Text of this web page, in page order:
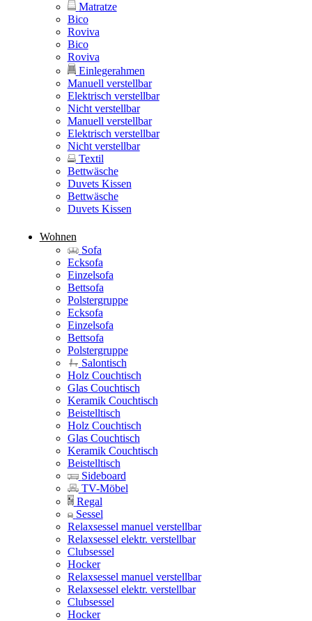
Matratze
Bico
Roviva
Bico
Roviva
Einlegerahmen
Manuell verstellbar
Elektrisch verstellbar
Nicht verstellbar
Manuell verstellbar
Elektrisch verstellbar
Nicht verstellbar
Textil
Bettwäsche
Duvets Kissen
Bettwäsche
Duvets Kissen
Wohnen
Sofa
Ecksofa
Einzelsofa
Bettsofa
Polstergruppe
Ecksofa
Einzelsofa
Bettsofa
Polstergruppe
Salontisch
Holz Couchtisch
Glas Couchtisch
Keramik Couchtisch
Beistelltisch
Holz Couchtisch
Glas Couchtisch
Keramik Couchtisch
Beistelltisch
Sideboard
TV-Möbel
Regal
Sessel
Relaxsessel manuel verstellbar
Relaxsessel elektr. verstellbar
Clubsessel
Hocker
Relaxsessel manuel verstellbar
Relaxsessel elektr. verstellbar
Clubsessel
Hocker